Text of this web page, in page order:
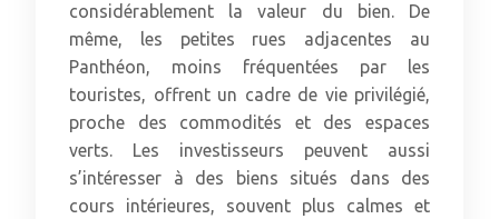
considérablement la valeur du bien. De
même, les petites rues adjacentes au
Panthéon, moins fréquentées par les
touristes, offrent un cadre de vie privilégié,
proche des commodités et des espaces
verts. Les investisseurs peuvent aussi
s’intéresser à des biens situés dans des
cours intérieures, souvent plus calmes et